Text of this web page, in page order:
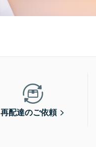
再配達のご依頼